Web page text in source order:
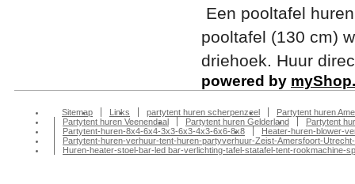
Een pooltafel
pooltafel (130 cm)
driehoek. Huur
powered by
Sitemap Links partytent huren scherpenzeel
Partytent huren
Partytent huren Veenendaal
Partytent huren Gelderland
Partytent
Partytent-huren-8x4-6x4-3x3-6x3-4x3-6x6-8x8
Heater-huren-blower-
Partytent-huren-verhuur-tent-huren-partyverhuur-Zeist-Amersfoort-
Huren-heater-stoel-bar-led bar-verlichting-tafel-statafel-tent-